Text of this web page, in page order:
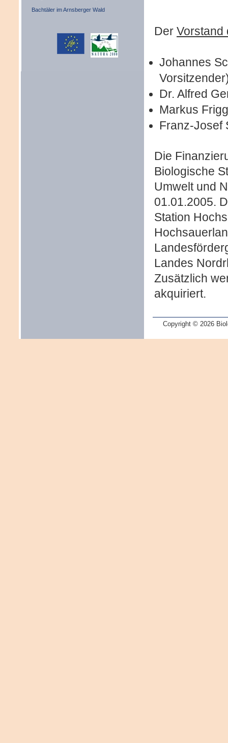
Bachtäler im Arnsberger Wald
Der Vorstand
Johannes
Dr. Alfred
Markus
Franz-Josef
Die
Biologische
Umwelt und
01.01.2005.
Station
Landes
Zusätzlich
akquiriert.
Copyright © 2026